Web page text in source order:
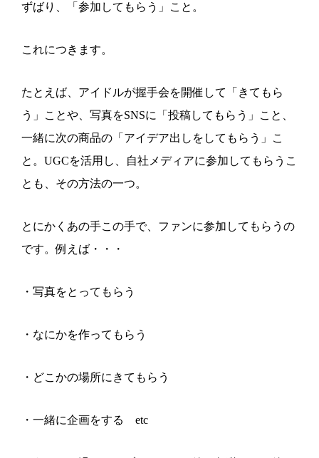
ずばり、「参加してもらう」こと。
これにつきます。
たとえば、アイドルが握手会を開催して「きてもら
う」ことや、写真をSNSに「投稿してもらう」こと、
一緒に次の商品の「アイデア出しをしてもらう」こ
と。UGCを活用し、自社メディアに参加してもらうこ
とも、その方法の一つ。
とにかくあの手この手で、ファンに参加してもらうの
です。例えば・・・
・写真をとってもらう
・なにかを作ってもらう
・どこかの場所にきてもらう
・一緒に企画をする etc